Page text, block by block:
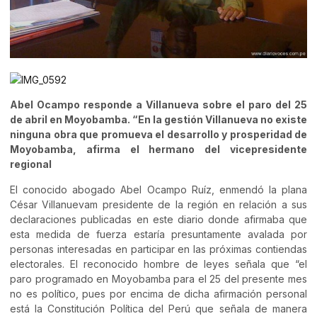
Abel Ocampo responde a Villanueva sobre el paro del 25
de abril en Moyobamba. “En la gestión Villanueva no existe
ninguna obra que promueva el desarrollo y prosperidad de
Moyobamba, afirma el hermano del vicepresidente
regional
El conocido abogado Abel Ocampo Ruíz, enmendó la plana
César Villanuevam presidente de la región en relación a sus
declaraciones publicadas en este diario donde afirmaba que
esta medida de fuerza estaría presuntamente avalada por
personas interesadas en participar en las próximas contiendas
electorales. El reconocido hombre de leyes señala que “el
paro programado en Moyobamba para el 25 del presente mes
no es político, pues por encima de dicha afirmación personal
está la Constitución Política del Perú que señala de manera